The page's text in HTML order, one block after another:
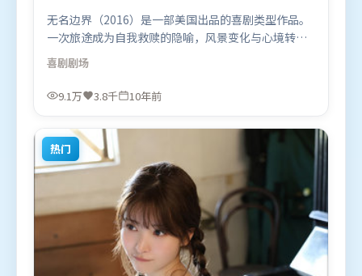
无名边界（2016）是一部美国出品的喜剧类型作品。
一次旅途成为自我救赎的隐喻，风景变化与心境转折
彼此呼应。叙事线索多线并进，最终在关键节点收
束。由郭帆执导，秦海璐、基里安·墨菲、宋康昊，
肖战等联袂出演。影片于2016年3月19日（美国）在
喜剧剧场
9.1万 3.8千 10年前
热门